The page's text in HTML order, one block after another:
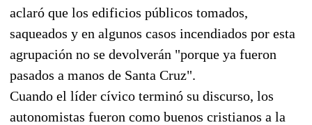
aclaró que los edificios públicos tomados,
saqueados y en algunos casos incendiados por esta
agrupación no se devolverán "porque ya fueron
pasados a manos de Santa Cruz".
Cuando el líder cívico terminó su discurso, los
autonomistas fueron como buenos cristianos a la